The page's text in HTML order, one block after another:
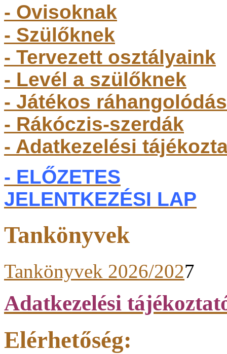
- Ovisoknak
- Szülőknek
- Tervezett osztályaink
- Levél a szülőknek
- Játékos ráhangolódás
- Rákóczis-szerdák
- Adatkezelési
- ELŐZETES
JELENTKEZÉSI LAP
Tankönyvek
Tankönyvek 2026/2027
Adatkezelési
Elérhetőség: